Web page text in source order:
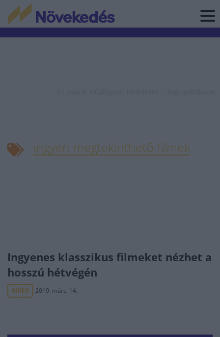
ingyen megtekinthető filmek
Ingyenes klasszikus filmeket nézhet a
hosszú hétvégén
HÍREK 2019. márc. 14.